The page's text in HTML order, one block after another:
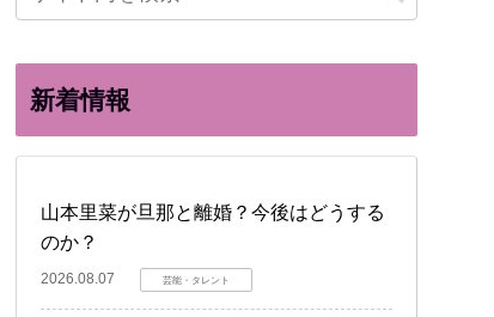
新着情報
山本里菜が旦那と離婚？今後はどうする
のか？
2026.08.07 芸能・タレント